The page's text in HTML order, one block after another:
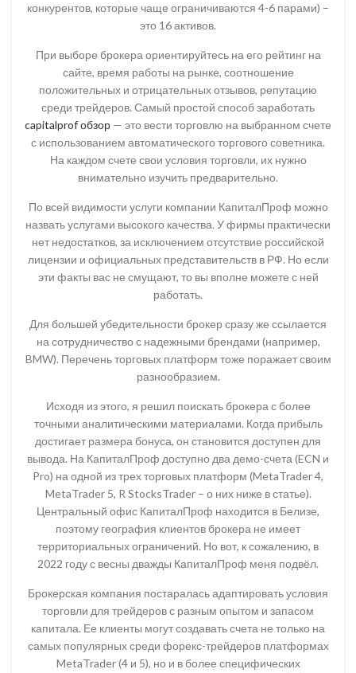
конкурентов, которые чаще ограничиваются 4-6 парами) –
это 16 активов.
При выборе брокера ориентируйтесь на его рейтинг на
сайте, время работы на рынке, соотношение
положительных и отрицательных отзывов, репутацию
среди трейдеров. Самый простой способ заработать
capitalprof обзор — это вести торговлю на выбранном счете
с использованием автоматического торгового советника.
На каждом счете свои условия торговли, их нужно
внимательно изучить предварительно.
По всей видимости услуги компании КапиталПроф можно
назвать услугами высокого качества. У фирмы практически
нет недостатков, за исключением отсутствие российской
лицензии и официальных представительств в РФ. Но если
эти факты вас не смущают, то вы вполне можете с ней
работать.
Для большей убедительности брокер сразу же ссылается
на сотрудничество с надежными брендами (например,
BMW). Перечень торговых платформ тоже поражает своим
разнообразием.
Исходя из этого, я решил поискать брокера с более
точными аналитическими материалами. Когда прибыль
достигает размера бонуса, он становится доступен для
вывода. На КапиталПроф доступно два демо-счета (ECN и
Pro) на одной из трех торговых платформ (MetaTrader 4,
MetaTrader 5, R StocksTrader – о них ниже в статье).
Центральный офис КапиталПроф находится в Белизе,
поэтому география клиентов брокера не имеет
территориальных ограничений. Но вот, к сожалению, в
2022 году с весны дважды КапиталПроф меня подвёл.
Брокерская компания постаралась адаптировать условия
торговли для трейдеров с разным опытом и запасом
капитала. Ее клиенты могут создавать счета не только на
самых популярных среди форекс-трейдеров платформах
MetaTrader (4 и 5), но и в более специфических